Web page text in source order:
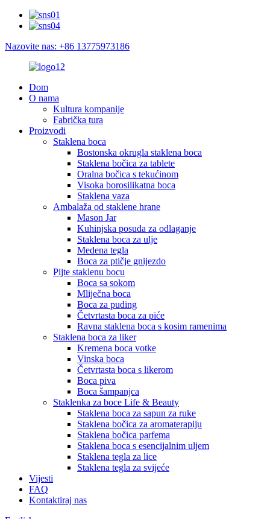
Nazovite nas: +86 13775973186
Dom
O nama
Kultura kompanije
Fabrička tura
Proizvodi
Staklena boca
Bostonska okrugla staklena boca
Staklena bočica za tablete
Oralna bočica s tekućinom
Visoka borosilikatna boca
Staklena vaza
Ambalaža od staklene hrane
Mason Jar
Kuhinjska posuda za odlaganje
Staklena boca za ulje
Medena tegla
Boca za ptičje gnijezdo
Pijte staklenu bocu
Boca sa sokom
Mliječna boca
Boca za puding
Četvrtasta boca za piće
Ravna staklena boca s kosim ramenima
Staklena boca za liker
Kremena boca votke
Vinska boca
Četvrtasta boca s likerom
Boca piva
Boca šampanjca
Staklenka za boce Life & Beauty
Staklena boca za sapun za ruke
Staklena bočica za aromaterapiju
Staklena bočica parfema
Staklena boca s esencijalnim uljem
Staklena tegla za lice
Staklena tegla za svijeće
Vijesti
FAQ
Kontaktiraj nas